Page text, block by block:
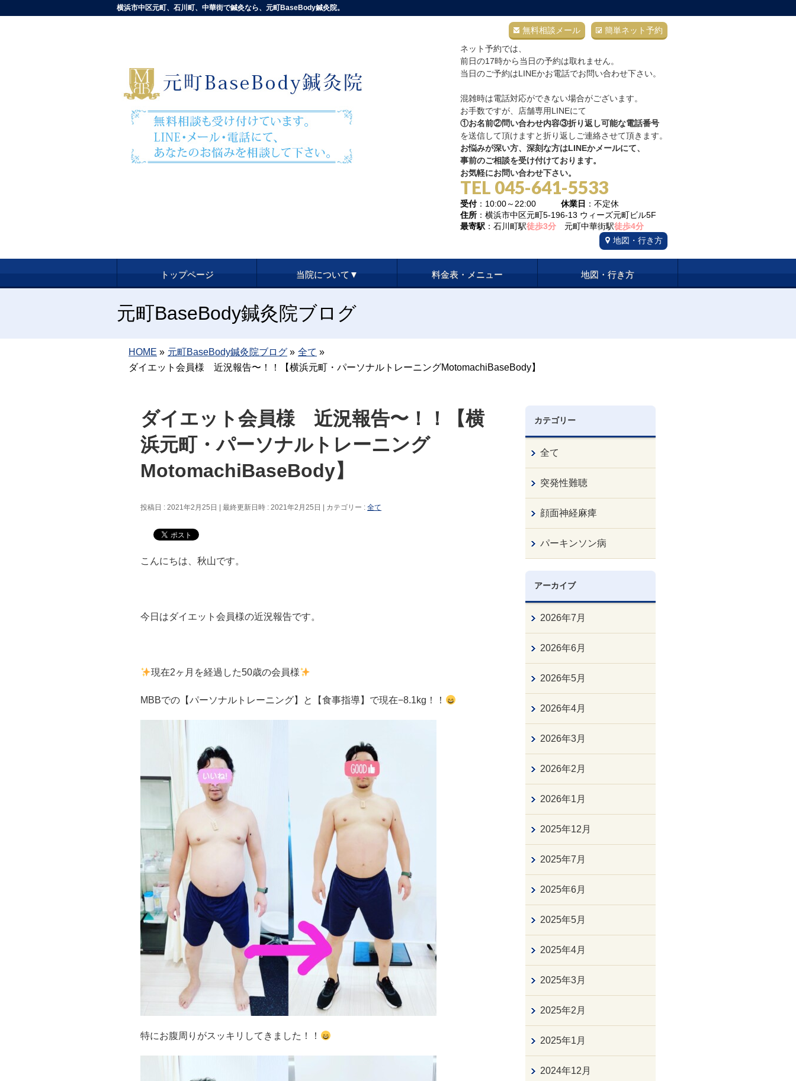
横浜市中区元町、石川町、中華街で鍼灸なら、元町BaseBody鍼灸院。
簡単ネット予約
無料相談メール
ネット予約では、
前日の17時から当日の予約は取れません。
当日のご予約はLINEかお電話でお問い合わせ下さい。
混雑時は電話対応ができない場合がございます。
お手数ですが、店舗専用LINEにて
①お名前②問い合わせ内容③折り返し可能な電話番号
を送信して頂けますと折り返しご連絡させて頂きます。
お悩みが深い方、深刻な方はLINEかメールにて、
事前のご相談を受け付けております。
お気軽にお問い合わせ下さい。
TEL 045-641-5533
受付：10:00～22:00 休業日 ：不定休
住所 ：横浜市中区元町5-196-13 ウィーズ元町ビル5F
最寄駅 ：石川町駅徒歩3分 元町中華街駅徒歩4分
地図・行き方
トップページ 当院について▼ 料金表・メニュー 地図・行き方
元町BaseBody鍼灸院ブログ
HOME » 元町BaseBody鍼灸院ブログ » 全て »
ダイエット会員様 近況報告〜！！【横浜元町・パーソナルトレーニングMotomachiBaseBody】
ダイエット会員様 近況報告〜！！【横
浜元町・パーソナルトレーニング
MotomachiBaseBody】
投稿日 : 2021年2月25日 最終更新日時 : 2021年2月25日 カテゴリー : 全て
こんにちは、秋山です。
今日はダイエット会員様の近況報告です。
現在2ヶ月を経過した50歳の会員様
MBBでの【パーソナルトレーニング】と【食事指導】で現在−8.1kg！！
特にお腹周りがスッキリしてきました！！
カテゴリー
全て
突発性難聴
顔面神経麻痺
パーキンソン病
アーカイブ
2026年7月
2026年6月
2026年5月
2026年4月
2026年3月
2026年2月
2026年1月
2025年12月
2025年7月
2025年6月
2025年5月
2025年4月
2025年3月
2025年2月
2025年1月
2024年12月